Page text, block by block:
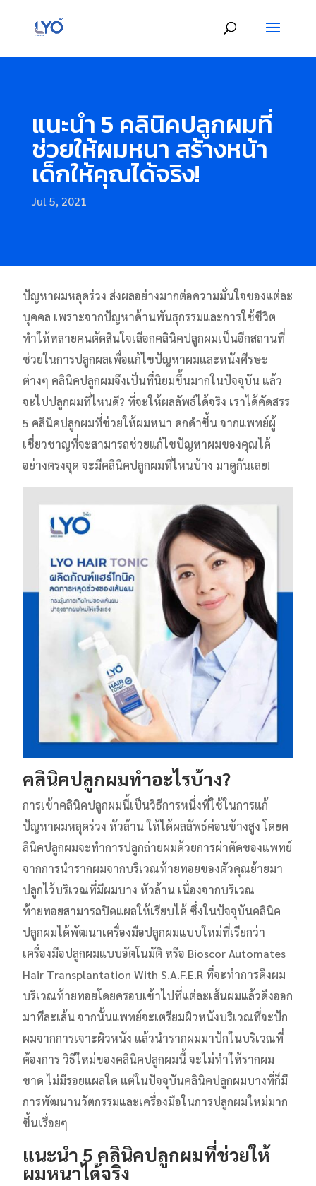
แนะนำ 5 คลินิคปลูกผมที่
ช่วยให้ผมหนา สร้างหน้า
เด็กให้คุณได้จริง!
Jul 5, 2021
ปัญหาผมหลุดร่วง ส่งผลอย่างมากต่อความมั่นใจของแต่ละ
บุคคล เพราะจากปัญหาด้านพันธุกรรมและการใช้ชีวิต
ทำให้หลายคนตัดสินใจเลือกคลินิคปลูกผมเป็นอีกสถานที่
ช่วยในการปลูกผลเพื่อแก้ไขปัญหาผมและหนังศีรษะ
ต่างๆ คลินิคปลูกผมจึงเป็นที่นิยมขึ้นมากในปัจจุบัน แล้ว
จะไปปลูกผมที่ไหนดี? ที่จะให้ผลลัพธ์ได้จริง เราได้คัดสรร
5 คลินิคปลูกผมที่ช่วยให้ผมหนา ดกดำขึ้น จากแพทย์ผู้
เชี่ยวชาญที่จะสามารถช่วยแก้ไขปัญหาผมของคุณได้
อย่างตรงจุด จะมีคลินิคปลูกผมที่ไหนบ้าง มาดูกันเลย!
คลินิคปลูกผมทำอะไรบ้าง?
การเข้าคลินิคปลูกผมนี้เป็นวิธีการหนึ่งที่ใช้ในการแก้
ปัญหาผมหลุดร่วง หัวล้าน ให้ได้ผลลัพธ์ค่อนข้างสูง โดยค
ลินิคปลูกผมจะทำการปลูกถ่ายผมด้วยการผ่าตัดของแพทย์
จากการนำรากผมจากบริเวณท้ายทอยของตัวคุณย้ายมา
ปลูกไว้บริเวณที่มีผมบาง หัวล้าน เนื่องจากบริเวณ
ท้ายทอยสามารถปิดแผลให้เรียบได้ ซึ่งในปัจจุบันคลินิค
ปลูกผมได้พัฒนาเครื่องมือปลูกผมแบบใหม่ที่เรียกว่า
เครื่องมือปลูกผมแบบอัตโนมัติ หรือ Bioscor Automates
Hair Transplantation With S.A.F.E.R ที่จะทำการดึงผม
บริเวณท้ายทอยโดยครอบเข้าไปที่แต่ละเส้นผมแล้วดึงออก
มาทีละเส้น จากนั้นแพทย์จะเตรียมผิวหนังบริเวณที่จะปัก
ผมจากการเจาะผิวหนัง แล้วนำรากผมมาปักในบริเวณที่
ต้องการ วิธีใหม่ของคลินิคปลูกผมนี้ จะไม่ทำให้รากผม
ขาด ไม่มีรอยแผลใด แต่ในปัจจุบันคลินิคปลูกผมบางที่ก็มี
การพัฒนานวัตกรรมและเครื่องมือในการปลูกผมใหม่มาก
ขึ้นเรื่อยๆ
แนะนำ 5 คลินิคปลูกผมที่ช่วยให้
ผมหนาได้จริง